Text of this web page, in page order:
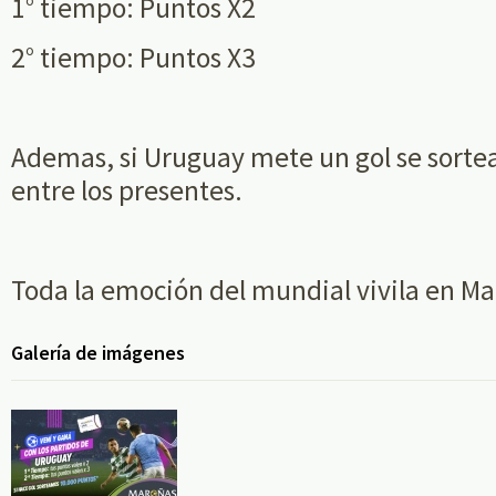
1° tiempo: Puntos X2
2° tiempo: Puntos X3
Ademas, si Uruguay mete un gol se
entre los presentes.
Toda la emoción del mundial vivila en
Galería de imágenes